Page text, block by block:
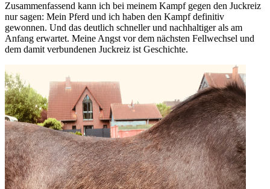
Zusammenfassend kann ich bei meinem Kampf gegen den Juckreiz
nur sagen: Mein Pferd und ich haben den Kampf definitiv
gewonnen. Und das deutlich schneller und nachhaltiger als am
Anfang erwartet. Meine Angst vor dem nächsten Fellwechsel und
dem damit verbundenen Juckreiz ist Geschichte.